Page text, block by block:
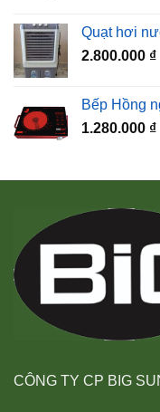
Quạt hơi
2.800.000 ₫
Bếp Hồng
1.280.000 ₫
CÔNG TY CP BIG